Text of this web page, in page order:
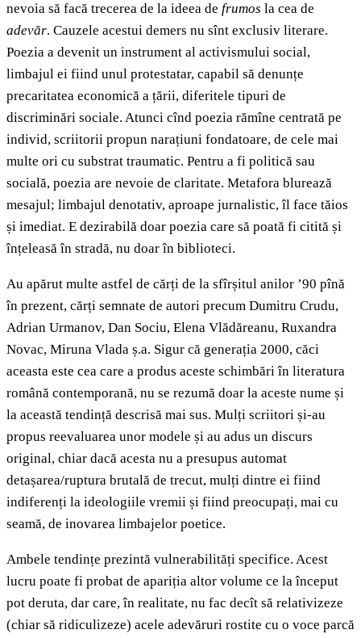
nevoia să facă trecerea de la ideea de frumos la cea de
adevăr. Cauzele acestui demers nu sînt exclusiv literare.
Poezia a devenit un instrument al activismului social,
limbajul ei fiind unul protestatar, capabil să denunțe
precaritatea economică a țării, diferitele tipuri de
discriminări sociale. Atunci cînd poezia rămîne centrată pe
individ, scriitorii propun narațiuni fondatoare, de cele mai
multe ori cu substrat traumatic. Pentru a fi politică sau
socială, poezia are nevoie de claritate. Metafora blurează
mesajul; limbajul denotativ, aproape jurnalistic, îl face tăios
și imediat. E dezirabilă doar poezia care să poată fi citită și
înțeleasă în stradă, nu doar în biblioteci.
Au apărut multe astfel de cărți de la sfîrșitul anilor ’90 pînă
în prezent, cărți semnate de autori precum Dumitru Crudu,
Adrian Urmanov, Dan Sociu, Elena Vlădăreanu, Ruxandra
Novac, Miruna Vlada ș.a. Sigur că generația 2000, căci
aceasta este cea care a produs aceste schimbări în literatura
română contemporană, nu se rezumă doar la aceste nume și
la această tendință descrisă mai sus. Mulți scriitori și-au
propus reevaluarea unor modele și au adus un discurs
original, chiar dacă acesta nu a presupus automat
detașarea/ruptura brutală de trecut, mulți dintre ei fiind
indiferenți la ideologiile vremii și fiind preocupați, mai cu
seamă, de inovarea limbajelor poetice.
Ambele tendințe prezintă vulnerabilități specifice. Acest
lucru poate fi probat de apariția altor volume ce la început
pot deruta, dar care, în realitate, nu fac decît să relativizeze
(chiar să ridiculizeze) acele adevăruri rostite cu o voce parcă